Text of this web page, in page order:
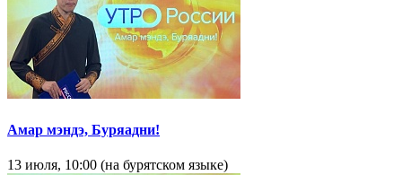
Амар мэндэ, Буряадни!
13 июля, 10:00 (на бурятском языке)